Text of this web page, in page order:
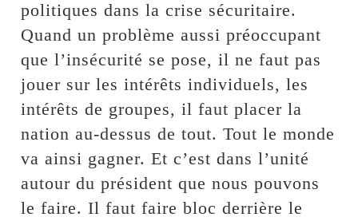
politiques dans la crise sécuritaire.
Quand un problème aussi préoccupant
que l’insécurité se pose, il ne faut pas
jouer sur les intérêts individuels, les
intérêts de groupes, il faut placer la
nation au-dessus de tout. Tout le monde
va ainsi gagner. Et c’est dans l’unité
autour du président que nous pouvons
le faire. Il faut faire bloc derrière le